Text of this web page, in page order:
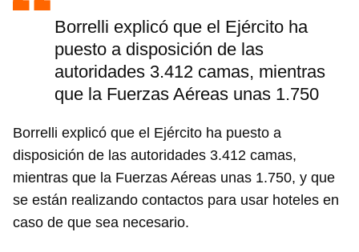
Borrelli explicó que el Ejército ha
puesto a disposición de las
autoridades 3.412 camas, mientras
que la Fuerzas Aéreas unas 1.750
Borrelli explicó que el Ejército ha puesto a
disposición de las autoridades 3.412 camas,
mientras que la Fuerzas Aéreas unas 1.750, y que
se están realizando contactos para usar hoteles en
caso de que sea necesario.